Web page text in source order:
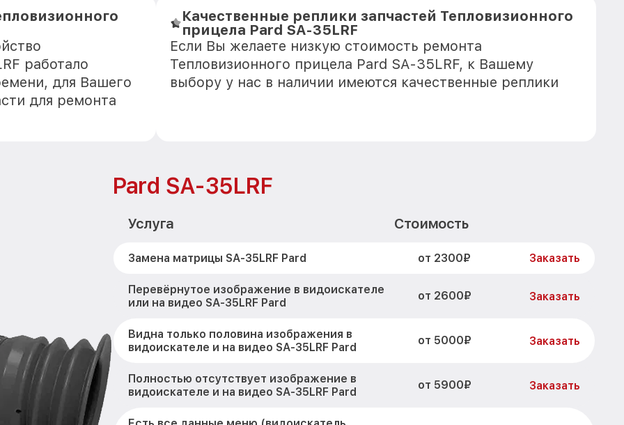
работало
для Вашего
для ремонта
Качественные реплики запчастей Тепловизионного
прицела Pard SA-35LRF
Если Вы желаете низкую стоимость ремонта
Тепловизионного прицела Pard SA-35LRF, к Вашему
выбору у нас в наличии имеются качественные реплики
Pard SA-35LRF
Услуга Стоимость
Замена матрицы SA-35LRF Pard от 2300₽ Заказать
Перевёрнутое изображение в видоискателе
или на видео SA-35LRF Pard
от 2600₽ Заказать
Видна только половина изображения в
видоискателе и на видео SA-35LRF Pard
от 5000₽ Заказать
Полностью отсутствует изображение в
видоискателе и на видео SA-35LRF Pard
от 5900₽ Заказать